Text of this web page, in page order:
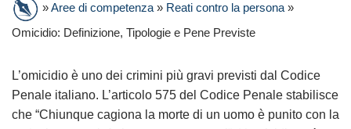
»Aree di competenza» Reati contro la persona»
Omicidio: Definizione, Tipologie e Pene Previste
L’omicidio è uno dei crimini più gravi previsti dal Codice
Penale italiano. L’articolo 575 del Codice Penale stabilisce
che “Chiunque cagiona la morte di un uomo è punito con la